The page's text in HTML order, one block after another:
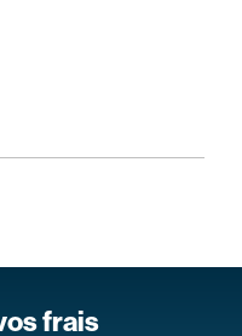
frais